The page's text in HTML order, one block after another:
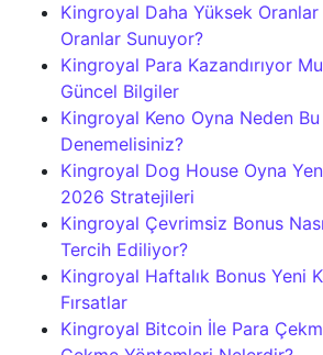
Kingroyal Daha Yüksek
Oranlar Sunuyor?
Kingroyal Para Kazandırıyor
Güncel Bilgiler
Kingroyal Keno Oyna Neden
Denemelisiniz?
Kingroyal Dog House Oyna
2026 Stratejileri
Kingroyal Çevrimsiz Bonus
Tercih Ediliyor?
Kingroyal Haftalık Bonus Yeni
Fırsatlar
Kingroyal Bitcoin İle Para